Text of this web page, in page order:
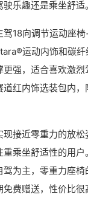
乐趣还是乘坐舒适。
驾18向调节运动座
运动内饰和碳纤
更强，适合喜欢激
道红内饰选装包内，
现接近零重力的放
乘坐舒适性的用户
为主，零重力座椅
免费赠送，性价比很